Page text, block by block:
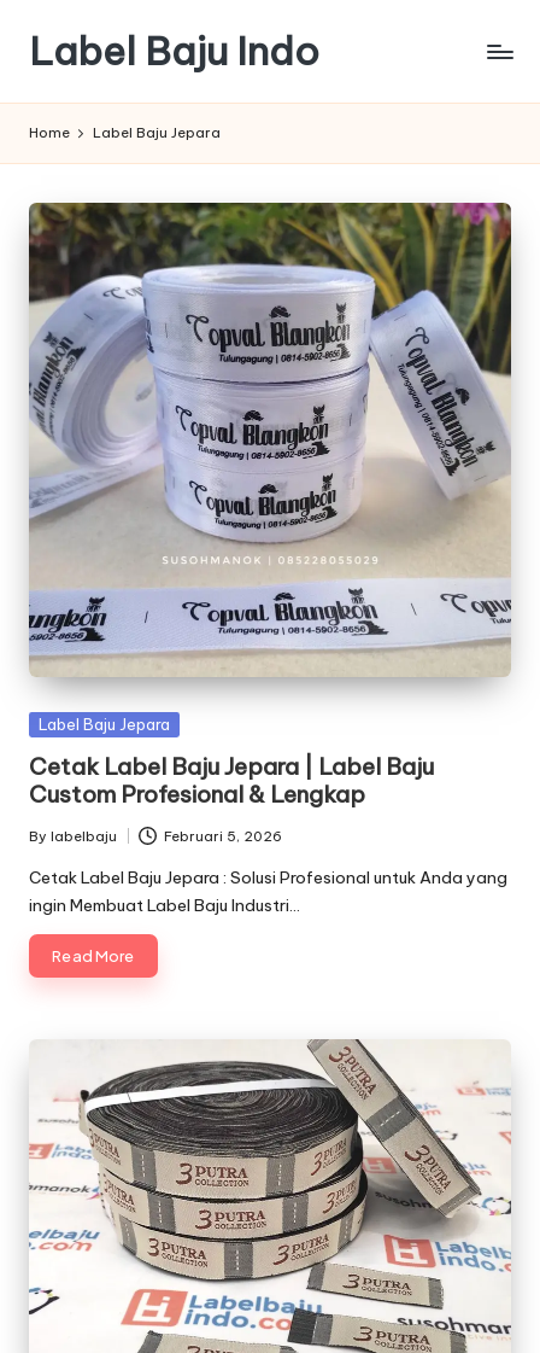
content
Label Baju Indo
Home Label Baju Jepara
Posted
Label Baju Jepara
Cetak Label Baju Jepara | Label Baju
Custom Profesional & Lengkap
Posted
by
By labelbaju Februari 5, 2026
Cetak Label Baju Jepara : Solusi Profesional untuk Anda yang
ingin Membuat Label Baju Industri…
Read More